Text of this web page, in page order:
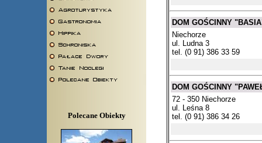
Polecane Obiekty
DOM GOŚCINNY
Niechorze
ul. Ludna 3
tel. (0 91) 386 33 59
DOM GOŚCINNY
72 - 350 Niechorze
ul. Leśna 8
tel. (0 91) 386 34 26